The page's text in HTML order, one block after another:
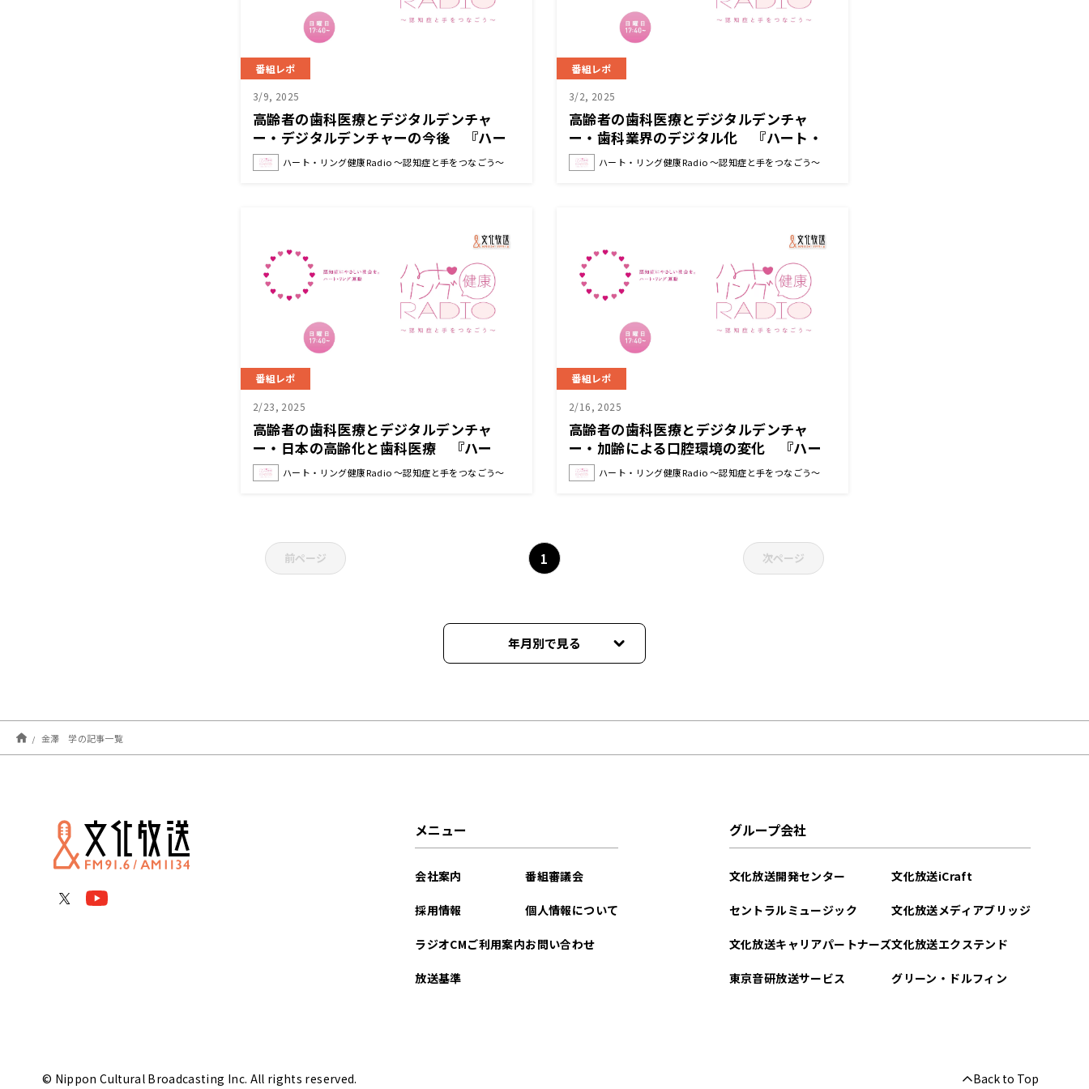
番組レポ
3/9, 2025
高齢者の歯科医療とデジタルデンチャ
ー・デジタルデンチャーの今後 『ハー
ト・リング健康Radio～認知症と手をつな
ごう〜 』
ハート・リング健康Radio ～認知症と手をつなごう～
番組レポ
3/2, 2025
高齢者の歯科医療とデジタルデンチャ
ー・歯科業界のデジタル化 『ハート・
リング健康Radio～認知症と手をつなご
う〜 』
ハート・リング健康Radio ～認知症と手をつなごう～
番組レポ
2/23, 2025
高齢者の歯科医療とデジタルデンチャ
ー・日本の高齢化と歯科医療 『ハー
ト・リング健康Radio～認知症と手をつな
ごう〜 』
ハート・リング健康Radio ～認知症と手をつなごう～
番組レポ
2/16, 2025
高齢者の歯科医療とデジタルデンチャ
ー・加齢による口腔環境の変化 『ハー
ト・リング健康Radio～認知症と手をつな
ごう〜 』
ハート・リング健康Radio ～認知症と手をつなごう～
前ページ 1 次ページ
年月別で見る
金澤 学の記事一覧
メニュー
会社案内
採用情報
ラジオCMご利用案内
放送基準
番組審議会
個人情報について
お問い合わせ
グループ会社
文化放送開発センター
セントラルミュージック
文化放送キャリアパートナーズ
東京音研放送サービス
文化放送iCraft
文化放送メディアブリッジ
文化放送エクステンド
グリーン・ドルフィン
© Nippon Cultural Broadcasting Inc. All rights reserved. Back to Top